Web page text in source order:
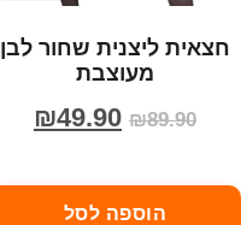
חצאית ליצנית שחור לבן
מעוצבת
₪89.90
₪49.90
הוספה לסל